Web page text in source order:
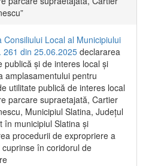
Consiliului Local al Municipiului
261 din 25.06.2025 declararea
publică și de interes local și
amplasamentului pentru
utilitate publică de interes local
parcare supraetajată, Cartier
Municipiul Slatina, Județul
în municipiul Slatina și
procedurii de expropriere a
în coridorul de